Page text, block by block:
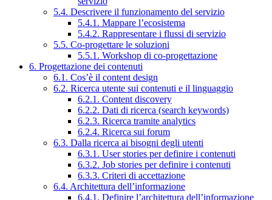
5.4. Descrivere il funzionamento del servizio
5.4.1. Mappare l’ecosistema
5.4.2. Rappresentare i flussi di servizio
5.5. Co-progettare le soluzioni
5.5.1. Workshop di co-progettazione
6. Progettazione dei contenuti
6.1. Cos’è il content design
6.2. Ricerca utente sui contenuti e il linguaggio
6.2.1. Content discovery
6.2.2. Dati di ricerca (search keywords)
6.2.3. Ricerca tramite analytics
6.2.4. Ricerca sui forum
6.3. Dalla ricerca ai bisogni degli utenti
6.3.1. User stories per definire i contenuti
6.3.2. Job stories per definire i contenuti
6.3.3. Criteri di accettazione
6.4. Architettura dell’informazione
6.4.1. Definire l’architettura dell’informazione